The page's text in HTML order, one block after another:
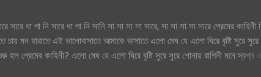
সারে ধা পা নি সারে ধা পা নি সানি সা সা সা সা সারে, সা সা সা সা সারে প্রেমের কাহিনী
চায় মন হারাতে এই ভালোবাসাতে আমাকে ভাসাতে এলো মেঘ যে এলো ঘিরে বৃষ্টি সুরে
প্রেমের কাহিনী? এলো মেঘ যে এলো ঘিরে বৃষ্টি সুরে সুরে শোনায় রাগিনী মনে স্বপ্ন